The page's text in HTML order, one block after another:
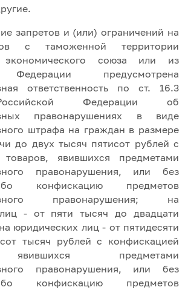
запретов и (или) ограничений на
с таможенной территории
экономического союза или из
Федерации предусмотрена
ответственность по ст. 16.3
Федерации об
правонарушениях в виде
штрафа на граждан в размере
до двух тысяч пятисот рублей с
товаров, явившихся предметами
правонарушения, или без
конфискацию предметов
правонарушения; на
- от пяти тысяч до двадцати
юридических лиц - от пятидесяти
тысяч рублей с конфискацией
предметами
правонарушения, или без
конфискацию предметов